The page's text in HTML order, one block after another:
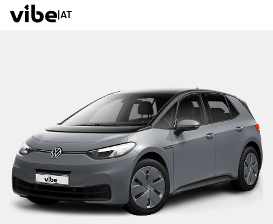
| AT